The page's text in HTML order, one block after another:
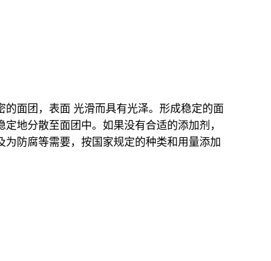
的面团，表面 光滑而具有光泽。 形成稳定的面
地分散至面团中。如果没有合适的添加剂，
防腐等需要，按国家规定的种类和用量添加